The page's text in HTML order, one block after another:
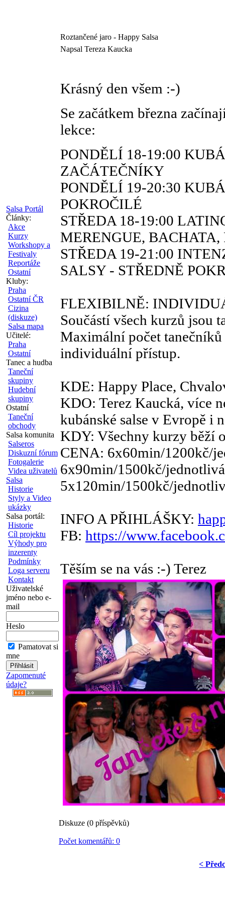
Salsa Portál
Články:
Akce
Kurzy
Workshopy a
Festivaly
Reportáže
Ostatní
Kluby:
Praha
Ostatní ČR
Cizina
(diskuze)
Salsa mapa
Učitelé:
Praha
Ostatní
Tanec a hudba
Taneční
skupiny
Hudební
skupiny
Ostatní
Taneční
obchody
Salsa komunita
Salseros
Diskuzní fórum
Fotogalerie
Videa uživatelů
Salsa
Historie
Styly a Video
ukázky
Salsa portál:
Historie
Cíl projektu
Výhody pro
inzerenty
Podmínky
Loga serveru
Kontakt
Uživatelské
jméno nebo e-
mail
Heslo
Pamatovat si
mne
Zapomenuté
údaje?
Roztančené jaro - Happy Salsa
Napsal Tereza Kaucka
Krásný den všem :-)
Se začátkem března
lekce:
PONDĚLÍ 18-19:00
ZAČÁTEČNÍKY
PONDĚLÍ 19-20:30
POKROČILÉ
STŘEDA 18-19:00
MERENGUE, BACHATA,
STŘEDA 19-21:00
SALSY - STŘEDNĚ
FLEXIBILNĚ:
Součástí všech kurzů jsou
Maximální počet
individuální přístup.
KDE: Happy Place,
KDO: Terez Kaucká, více
kubánské salse v Evropě i
KDY: Všechny kurzy běží
CENA: 6x60min/1200kč/
6x90min/1500kč/
5x120min/1500kč/
INFO A PŘIHLÁŠKY:
FB: https://
Těším se na vás :-) Terez
Diskuze (0 příspěvků)
Počet komentářů: 0
<